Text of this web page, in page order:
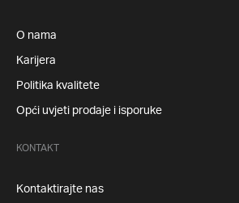
O nama
Karijera
Politika kvalitete
Opći uvjeti prodaje i isporuke
KONTAKT
Kontaktirajte nas